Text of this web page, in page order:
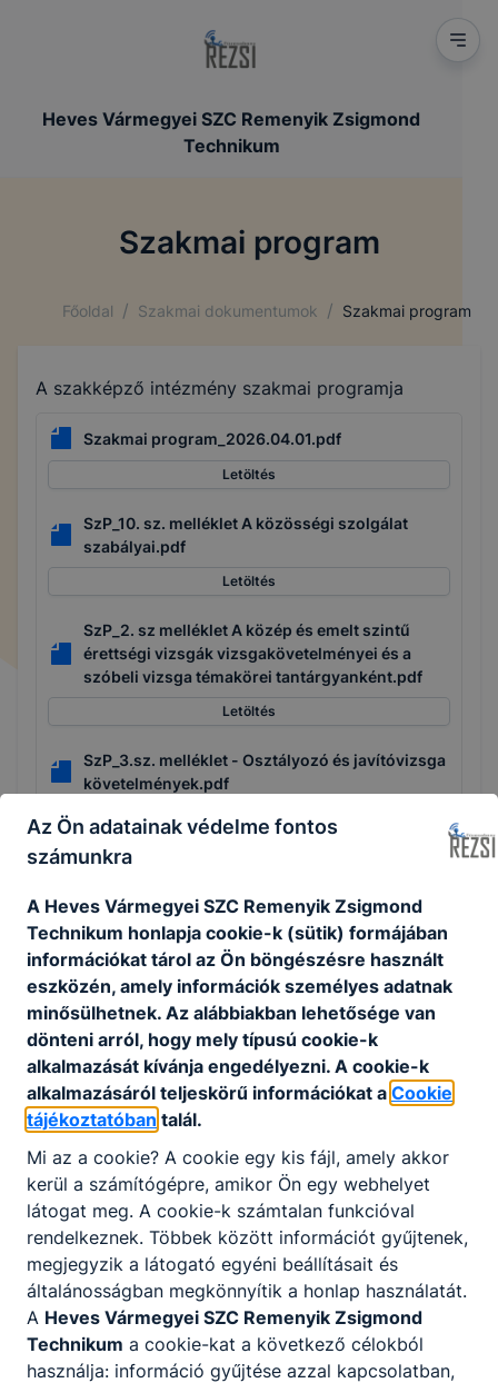
Heves Vármegyei SZC Remenyik Zsigmond
Technikum
Szakmai program
Főoldal / Szakmai dokumentumok / Szakmai program
A szakképző intézmény szakmai programja
Szakmai program_2026.04.01.pdf
Letöltés
SzP_10. sz. melléklet A közösségi szolgálat
szabályai.pdf
Letöltés
SzP_2. sz melléklet A közép és emelt szintű
érettségi vizsgák vizsgakövetelményei és a
szóbeli vizsga témakörei tantárgyanként.pdf
Letöltés
SzP_3.sz. melléklet - Osztályozó és javítóvizsga
követelmények.pdf
Letöltés
SzP_4.sz. melléklet -Ágazati-alapvizsga-
Letöltés
SzP_5.sz melléklet- Szakmai vizsga.pdf
Letöltés
SZP_6. sz. melléklet_Egészségfejlesztési
program.pdf
SZP_7. sz. melléklet_Esélyegyenlőségi
program.pdf
SzP_8. sz. melléklet Osztályozó és javítóvizsga
szabályzat.pdf
Az Ön adatainak védelme fontos
számunkra
A Heves Vármegyei SZC Remenyik Zsigmond
Technikum honlapja cookie-k (sütik) formájában
információkat tárol az Ön böngészésre használt
eszközén, amely információk személyes adatnak
minősülhetnek. Az alábbiakban lehetősége van
dönteni arról, hogy mely típusú cookie-k
alkalmazását kívánja engedélyezni. A cookie-k
alkalmazásáról teljeskörű információkat a Cookie
tájékoztatóban talál.
Mi az a cookie? A cookie egy kis fájl, amely akkor
kerül a számítógépre, amikor Ön egy webhelyet
látogat meg. A cookie-k számtalan funkcióval
rendelkeznek. Többek között információt gyűjtenek,
megjegyzik a látogató egyéni beállításait és
általánosságban megkönnyítik a honlap használatát.
A Heves Vármegyei SZC Remenyik Zsigmond
Technikum a cookie-kat a következő célokból
használja: információ gyűjtése azzal kapcsolatban,